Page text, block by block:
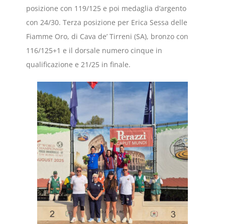
posizione con 119/125 e poi medaglia d’argento
con 24/30. Terza posizione per Erica Sessa delle
Fiamme Oro, di Cava de’ Tirreni (SA), bronzo con
116/125+1 e il dorsale numero cinque in
qualificazione e 21/25 in finale.